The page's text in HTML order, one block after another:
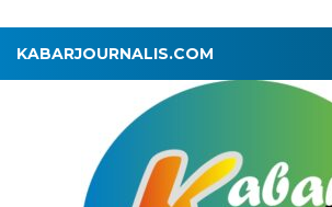
KABARJOURNALIS.COM